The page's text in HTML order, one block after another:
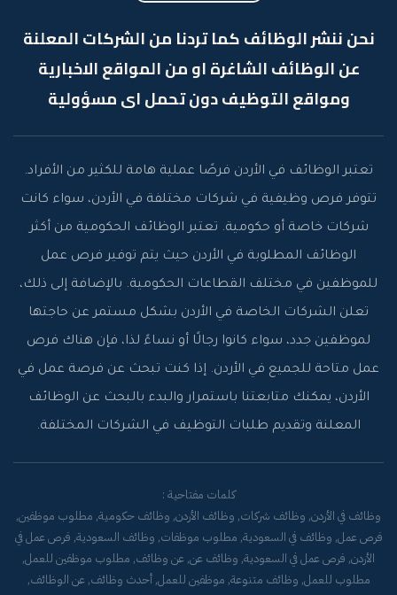
نحن ننشر الوظائف كما تردنا من الشركات المعلنة
عن الوظائف الشاغرة او من المواقع الاخبارية
ومواقع التوظيف دون تحمل اى مسؤولية
تعتبر الوظائف في الأردن فرصًا عملية هامة للكثير من الأفراد.
تتوفر فرص وظيفية في شركات مختلفة في الأردن، سواء كانت
شركات خاصة أو حكومية. تعتبر الوظائف الحكومية من أكثر
الوظائف المطلوبة في الأردن حيث يتم توفير فرص عمل
للموظفين في مختلف القطاعات الحكومية. بالإضافة إلى ذلك،
تعلن الشركات الخاصة في الأردن بشكل مستمر عن حاجتها
لموظفين جدد، سواء كانوا رجالًا أو نساءً لذا، فإن هناك فرص
عمل متاحة للجميع في الأردن. إذا كنت تبحث عن فرصة عمل في
الأردن، يمكنك متابعتنا باستمرار والبدء بالبحث عن الوظائف
المعلنة وتقديم طلبات التوظيف في الشركات المختلفة.
كلمات مفتاحية :
وظائف في الأردن, وظائف شركات, وظائف الأردن, وظائف حكومية, مطلوب موظفين,
فرص عمل, وظائف في السعودية, مطلوب موظفات, وظائف السعودية, فرص عمل في
الأردن, فرص عمل في السعودية, وظائف عن, عن وظائف, مطلوب موظفين للعمل,
مطلوب للعمل, وظائف متنوعة, موظفين للعمل, أحدث وظائف, عن الوظائف,